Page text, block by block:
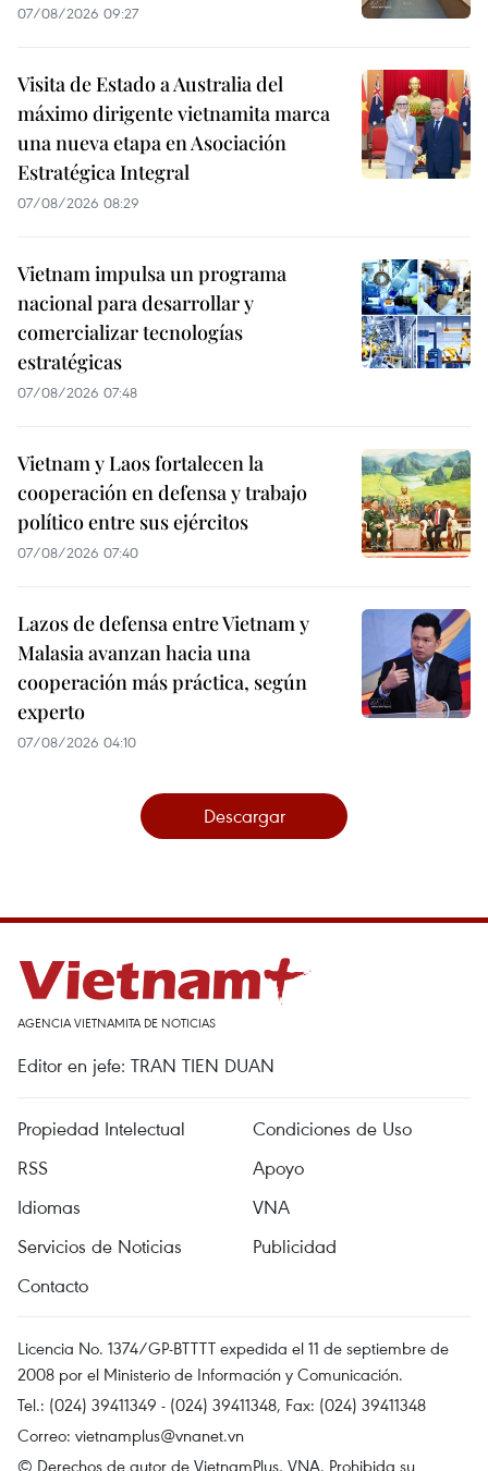
07/08/2026 09:27
Visita de Estado a Australia del
máximo dirigente vietnamita marca
una nueva etapa en Asociación
Estratégica Integral
07/08/2026 08:29
Vietnam impulsa un programa
nacional para desarrollar y
comercializar tecnologías
estratégicas
07/08/2026 07:48
Vietnam y Laos fortalecen la
cooperación en defensa y trabajo
político entre sus ejércitos
07/08/2026 07:40
Lazos de defensa entre Vietnam y
Malasia avanzan hacia una
cooperación más práctica, según
experto
07/08/2026 04:10
Descargar
AGENCIA VIETNAMITA DE NOTICIAS
Editor en jefe: TRAN TIEN DUAN
Propiedad Intelectual
Condiciones de Uso
RSS
Apoyo
Idiomas
VNA
Servicios de Noticias
Publicidad
Contacto
Licencia No. 1374/GP-BTTTT expedida el 11 de septiembre de
2008 por el Ministerio de Información y Comunicación.
Tel.: (024) 39411349 - (024) 39411348, Fax: (024) 39411348
Correo: vietnamplus@vnanet.vn
© Derechos de autor de VietnamPlus, VNA. Prohibida su